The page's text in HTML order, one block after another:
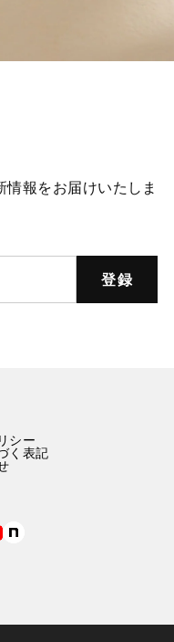
報をお届けいたしま
登録
シー
く表記